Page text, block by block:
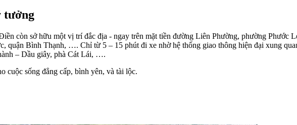
tưởng
còn sở hữu một vị trí đắc địa - ngay trên mặt tiền đường Liên Phường, phường Phước
quận Bình Thạnh, …. Chỉ từ 5 – 15 phút đi xe nhờ hệ thống giao thông hiện đại xung
– Dầu giây, phà Cát Lái, ….
cuộc sống đẳng cấp, bình yên, và tài lộc.